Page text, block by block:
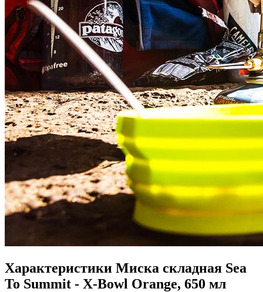
Характеристики Миска складная Sea
To Summit - X-Bowl Orange, 650 мл